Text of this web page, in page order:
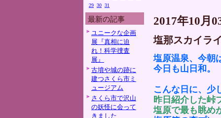
29 30 31
最新の記事
ユニークな企画
展『真相に迫
れ！科学捜査
展』
古墳や城の跡に
建つさくら市ミ
ュージアム
さくら市で沢山
の妖怪に会って
きました
2017年10月
塩那スカイラ
塩原温泉、今朝
今日も山日和。
こんな日に、少
昨日紹介した峠
塩原で最も眺め